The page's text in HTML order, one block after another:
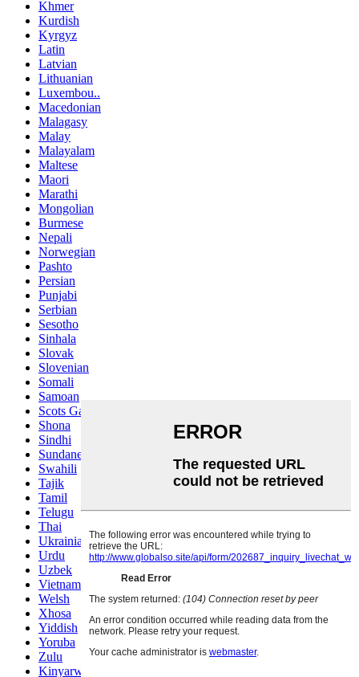
Khmer
Kurdish
Kyrgyz
Latin
Latvian
Lithuanian
Luxembou..
Macedonian
Malagasy
Malay
Malayalam
Maltese
Maori
Marathi
Mongolian
Burmese
Nepali
Norwegian
Pashto
Persian
Punjabi
Serbian
Sesotho
Sinhala
Slovak
Slovenian
Somali
Samoan
Scots Gaelic
Shona
Sindhi
Sundanese
Swahili
Tajik
Tamil
Telugu
Thai
Ukrainian
Urdu
Uzbek
Vietnamese
Welsh
Xhosa
Yiddish
Yoruba
Zulu
Kinyarwanda